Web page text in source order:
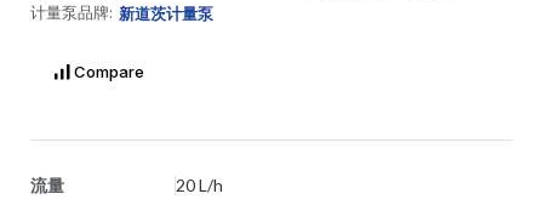
计量泵品牌: 新道茨计量泵
Compare
流量 20 L/h